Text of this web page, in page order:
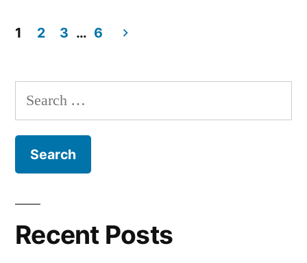
10
navigation
1 2 3 … 6
Search
for:
Recent Posts